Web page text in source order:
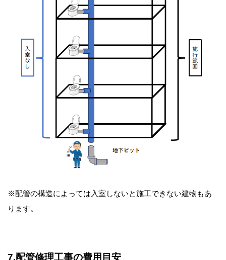
※配管の構造によっては入室しないと施工できない建物もあ
ります。
7.配管修理工事の費用目安